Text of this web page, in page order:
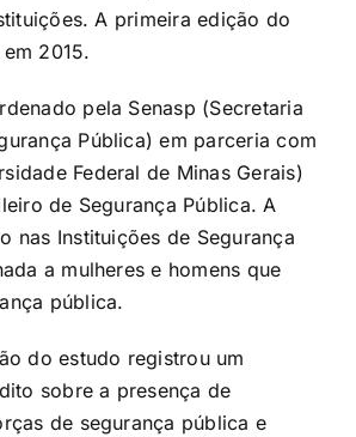
A primeira edição do
2015.
pela Senasp (Secretaria
Pública) em parceria com
Federal de Minas Gerais)
de Segurança Pública. A
nas Instituições de Segurança
a mulheres e homens que
pública.
do estudo registrou um
sobre a presença de
de segurança pública e